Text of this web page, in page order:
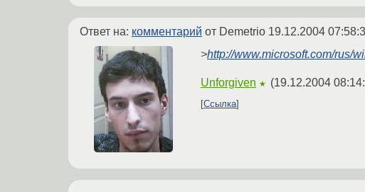
Ответ на: комментарий от Demetrio 19.12.2004
>http://www.microsoft.com/rus/
Unforgiven ★ (19.12.2004
Ссылка